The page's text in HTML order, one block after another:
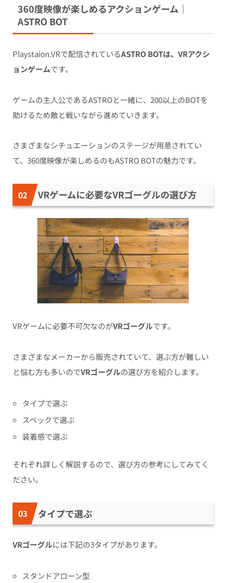
360度映像が楽しめるアクションゲーム｜
ASTRO BOT
Playstaion.VRで配信されているASTRO BOTは、VRアクシ
ョンゲームです。
ゲームの主人公であるASTROと一緒に、200以上のBOTを
助けるため敵と戦いながら進めていきます。
さまざまなシチュエーションのステージが用意されてい
て、360度映像が楽しめるのもASTRO BOTの魅力です。
VRゲームに必要なVRゴーグルの選び方
VRゲームに必要不可欠なのがVRゴーグルです。
さまざまなメーカーから販売されていて、選ぶ方が難しい
と悩む方も多いのでVRゴーグルの選び方を紹介します。
タイプで選ぶ
スペックで選ぶ
装着感で選ぶ
それぞれ詳しく解説するので、選び方の参考にしてみてく
ださい。
タイプで選ぶ
VRゴーグルには下記の3タイプがあります。
スタンドアローン型